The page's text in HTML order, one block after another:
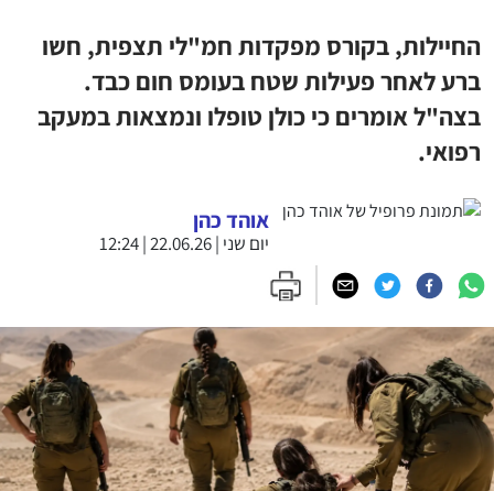
החיילות, בקורס מפקדות חמ"לי תצפית, חשו
ברע לאחר פעילות שטח בעומס חום כבד.
בצה"ל אומרים כי כולן טופלו ונמצאות במעקב
רפואי.
אוהד כהן
יום שני | 22.06.26 | 12:24